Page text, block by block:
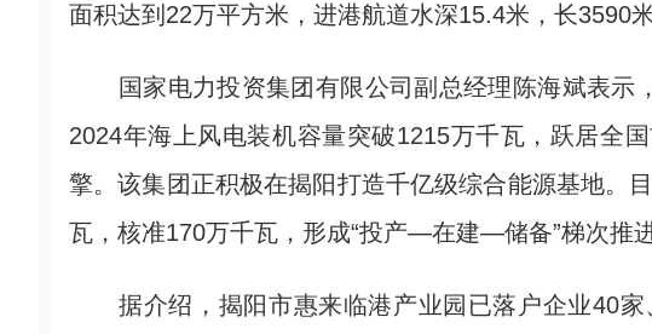
面积达到22万平方米，进港航道水深15.4米，长3590米
国家电力投资集团有限公司副总经理陈海斌表示，
2024年海上风电装机容量突破1215万千瓦，跃居全
擎。该集团正积极在揭阳打造千亿级综合能源基地。
瓦，核准170万千瓦，形成“投产—在建—储备”梯次推
据介绍，揭阳市惠来临港产业园已落户企业40家